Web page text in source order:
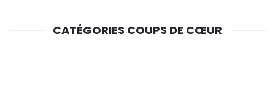
CATÉGORIES COUPS DE CŒUR